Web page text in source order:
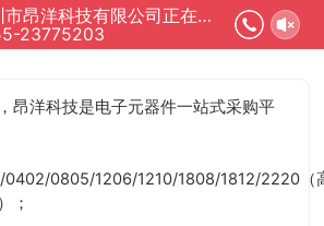
深圳市昂洋科技有限公司正在为您服务
23775203
昂洋科技是电子元器件一站式采购平
0805/1206/1210/1808/1812/2220（
；